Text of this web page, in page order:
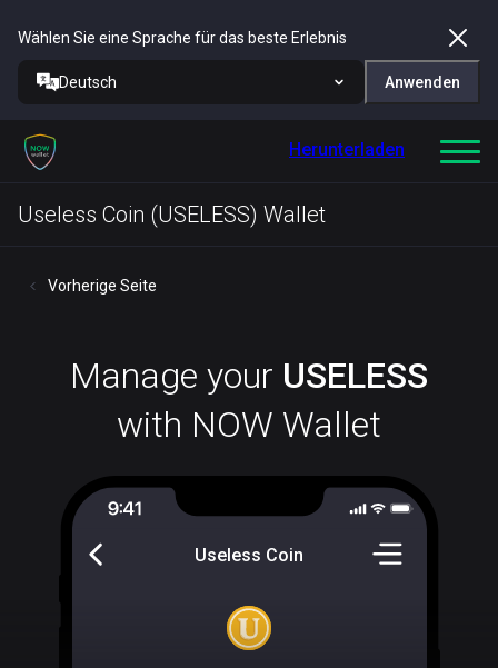
Wählen Sie eine Sprache für das beste Erlebnis
Deutsch Anwenden
Herunterladen
Useless Coin (USELESS) Wallet
Vorherige Seite
Manage your USELESS
with NOW Wallet
Useless Coin